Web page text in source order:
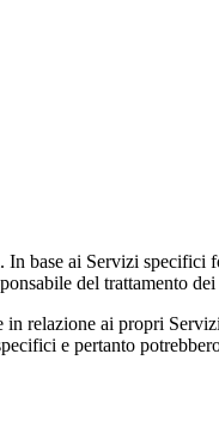
base ai Servizi
del trattamento
relazione ai propri
e pertanto